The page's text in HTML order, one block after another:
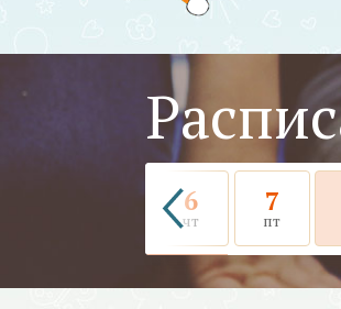
6
чт
7
пт